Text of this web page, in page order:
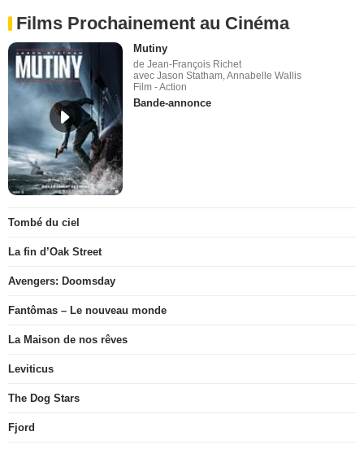
Films Prochainement au Cinéma
Mutiny
de Jean-François Richet
avec Jason Statham, Annabelle Wallis
Film - Action
Bande-annonce
Tombé du ciel
La fin d’Oak Street
Avengers: Doomsday
Fantômas – Le nouveau monde
La Maison de nos rêves
Leviticus
The Dog Stars
Fjord